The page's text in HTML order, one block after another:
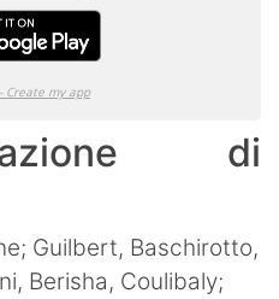
di
Guilbert, Baschirotto,
Berisha, Coulibaly;